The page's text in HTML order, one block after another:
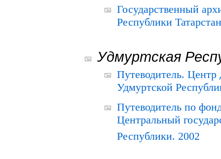
Государственный
Республики
Удмуртская
Путеводитель.
Удмуртской
Путеводитель по
Центральный
Республики. 2002